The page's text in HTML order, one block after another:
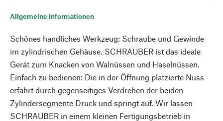
Allgemeine Informationen
Schönes handliches Werkzeug: Schraube und Gewinde
im zylindrischen Gehäuse. SCHRAUBER ist das ideale
Gerät zum Knacken von Walnüssen und Haselnüssen.
Einfach zu bedienen: Die in der Öffnung platzierte Nuss
erfährt durch gegenseitiges Verdrehen der beiden
Zylindersegmente Druck und springt auf. Wir lassen
SCHRAUBER in einem kleinen Fertigungsbetrieb in